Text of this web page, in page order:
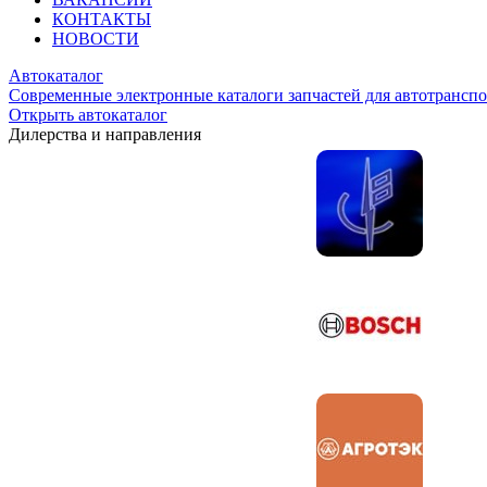
КОНТАКТЫ
НОВОСТИ
Автокаталог
Современные электронные каталоги запчастей для
Открыть автокаталог
Дилерства и направления